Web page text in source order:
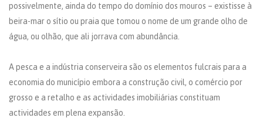
possivelmente, ainda do tempo do domínio dos mouros – existisse à
beira-mar o sítio ou praia que tomou o nome de um grande olho de
água, ou olhão, que ali jorrava com abundância.
A pesca e a indústria conserveira são os elementos fulcrais para a
economia do município embora a construção civil, o comércio por
grosso e a retalho e as actividades imobiliárias constituam
actividades em plena expansão.